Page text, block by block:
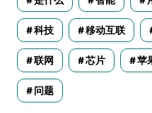
科技 移动互联
联网 芯片 苹
问题